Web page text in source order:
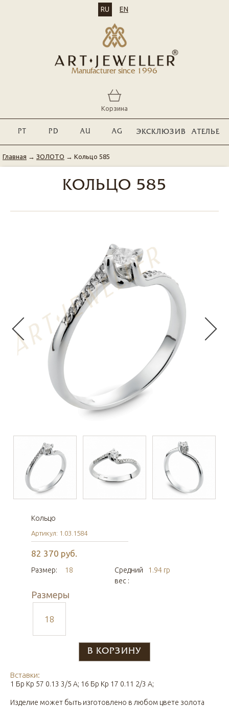
Manufacturer since 1996
RU EN
Корзина
PT PD AU AG ЭКСКЛЮЗИВ АТЕЛЬЕ
Главная → ЗОЛОТО → Кольцо 585
КОЛЬЦО 585
Кольцо
Артикул: 1.03.1584
82 370 руб.
Размер: 18
Средний
вес :
1.94 гр
Размеры
18
Вставки:
1 Бр Кр 57 0.13 3/5 А; 16 Бр Кр 17 0.11 2/3 А;
Изделие может быть изготовлено в любом цвете золота